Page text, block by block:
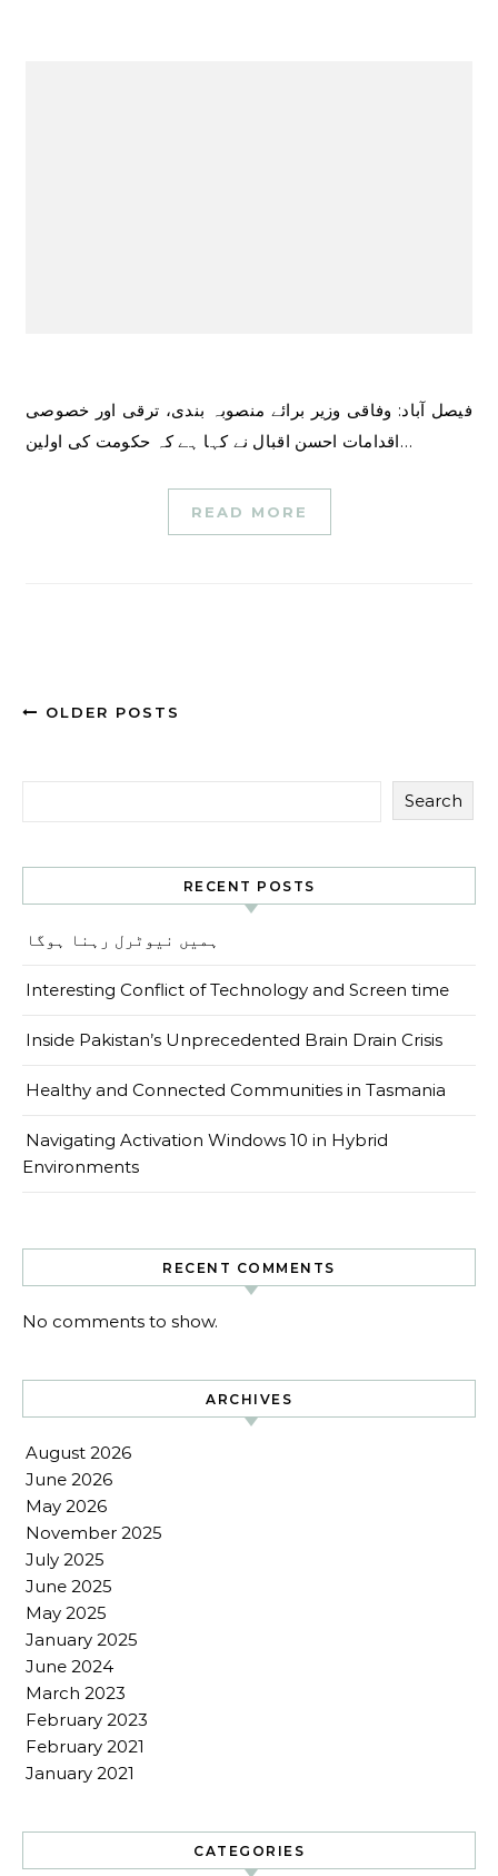
فیصل آباد: وفاقی وزیر برائے منصوبہ بندی، ترقی اور خصوصی
اقدامات احسن اقبال نے کہا ہے کہ حکومت کی اولین…
READ MORE
OLDER POSTS
Search
RECENT POSTS
ہمیں نیوٹرل رہنا ہوگا
Interesting Conflict of Technology and Screen time
Inside Pakistan’s Unprecedented Brain Drain Crisis
Healthy and Connected Communities in Tasmania
Navigating Activation Windows 10 in Hybrid
Environments
RECENT COMMENTS
No comments to show.
ARCHIVES
August 2026
June 2026
May 2026
November 2025
July 2025
June 2025
May 2025
January 2025
June 2024
March 2023
February 2023
February 2021
January 2021
CATEGORIES